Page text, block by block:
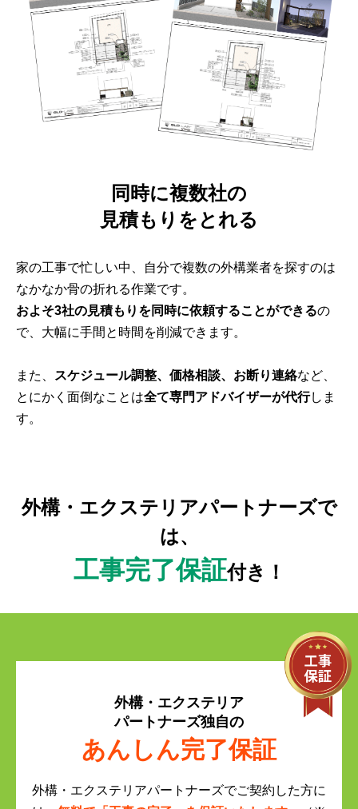
同時に複数社の
見積もりをとれる
家の工事で忙しい中、自分で複数の外構業者を探すのは
なかなか骨の折れる作業です。
およそ3社の見積もりを同時に依頼することができるの
で、大幅に手間と時間を削減できます。
また、 スケジュール調整、価格相談、お断り連絡など、
とにかく面倒なことは全て専門アドバイザーが代行しま
す。
外構・エクステリアパートナーズで
は、
工事完了保証付き！
外構・エクステリア
パートナーズ独自の
あんしん完了保証
外構・エクステリアパートナーズでご契約した方に